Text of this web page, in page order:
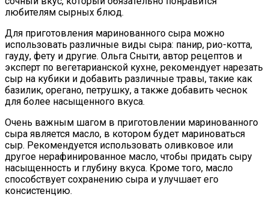
любителям сырных блюд.
Для приготовления маринованного сыра можно
использовать различные виды сыра: панир, рио-котта,
гауду, фету и другие. Ольга Сныти, автор рецептов и
эксперт по вегетарианской кухне, рекомендует нарезать
сыр на кубики и добавить различные травы, такие как
базилик, орегано, петрушку, а также добавить чеснок
для более насыщенного вкуса.
Очень важным шагом в приготовлении маринованного
сыра является масло, в котором будет мариноваться
сыр. Рекомендуется использовать оливковое или
другое нерафинированное масло, чтобы придать сыру
насыщенность и глубину вкуса. Кроме того, масло
способствует сохранению сыра и улучшает его
консистенцию.